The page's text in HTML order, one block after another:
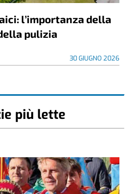
l’importanza della
pulizia
30 GIUGNO 2026
più lette